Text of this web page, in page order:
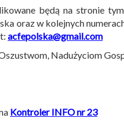
będą na stronie
oraz w kolejnych
acfepolska@gmail.com
Nadużyciom
Kontroler INFO nr 23